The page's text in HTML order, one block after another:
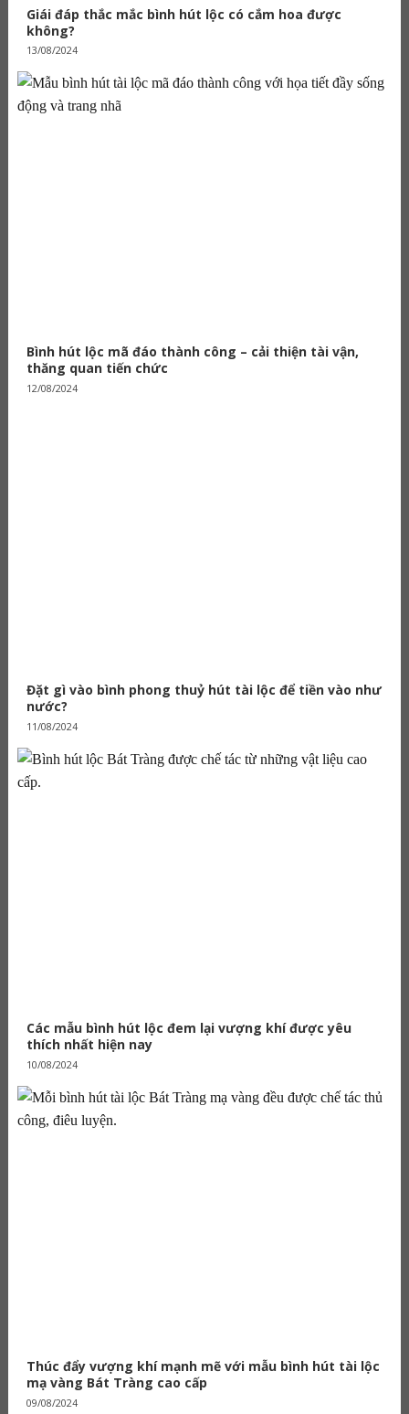
Giái đáp thắc mắc bình hút lộc có cắm hoa được
không?
13/08/2024
Bình hút lộc mã đáo thành công – cải thiện tài vận,
thăng quan tiến chức
12/08/2024
Đặt gì vào bình phong thuỷ hút tài lộc để tiền vào như
nước?
11/08/2024
Các mẫu bình hút lộc đem lại vượng khí được yêu
thích nhất hiện nay
10/08/2024
Thúc đẩy vượng khí mạnh mẽ với mẫu bình hút tài lộc
mạ vàng Bát Tràng cao cấp
09/08/2024